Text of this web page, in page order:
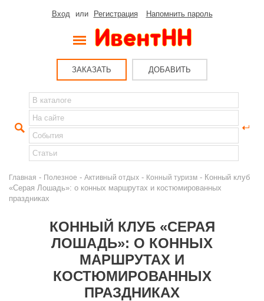
Вход или Регистрация Напомнить пароль
ЗАКАЗАТЬ ДОБАВИТЬ
Главная - Полезное - Активный отдых - Конный туризм - Конный клуб
«Серая Лошадь»: о конных маршрутах и костюмированных
праздниках
КОННЫЙ КЛУБ «СЕРАЯ
ЛОШАДЬ»: О КОННЫХ
МАРШРУТАХ И
КОСТЮМИРОВАННЫХ
ПРАЗДНИКАХ